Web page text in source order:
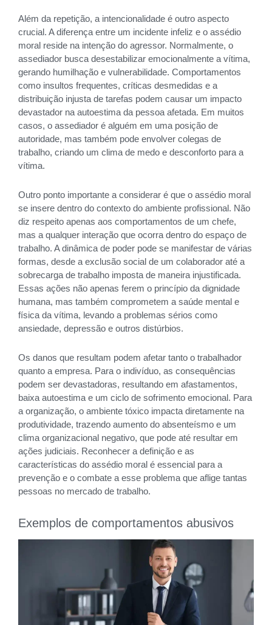
Além da repetição, a intencionalidade é outro aspecto
crucial. A diferença entre um incidente infeliz e o assédio
moral reside na intenção do agressor. Normalmente, o
assediador busca desestabilizar emocionalmente a vítima,
gerando humilhação e vulnerabilidade. Comportamentos
como insultos frequentes, críticas desmedidas e a
distribuição injusta de tarefas podem causar um impacto
devastador na autoestima da pessoa afetada. Em muitos
casos, o assediador é alguém em uma posição de
autoridade, mas também pode envolver colegas de
trabalho, criando um clima de medo e desconforto para a
vítima.
Outro ponto importante a considerar é que o assédio moral
se insere dentro do contexto do ambiente profissional. Não
diz respeito apenas aos comportamentos de um chefe,
mas a qualquer interação que ocorra dentro do espaço de
trabalho. A dinâmica de poder pode se manifestar de várias
formas, desde a exclusão social de um colaborador até a
sobrecarga de trabalho imposta de maneira injustificada.
Essas ações não apenas ferem o princípio da dignidade
humana, mas também comprometem a saúde mental e
física da vítima, levando a problemas sérios como
ansiedade, depressão e outros distúrbios.
Os danos que resultam podem afetar tanto o trabalhador
quanto a empresa. Para o indivíduo, as consequências
podem ser devastadoras, resultando em afastamentos,
baixa autoestima e um ciclo de sofrimento emocional. Para
a organização, o ambiente tóxico impacta diretamente na
produtividade, trazendo aumento do absenteísmo e um
clima organizacional negativo, que pode até resultar em
ações judiciais. Reconhecer a definição e as
características do assédio moral é essencial para a
prevenção e o combate a esse problema que aflige tantas
pessoas no mercado de trabalho.
Exemplos de comportamentos abusivos